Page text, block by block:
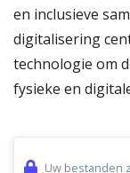
en inclusieve
digitalisering
technologie om
fysieke en
Uw bestanden